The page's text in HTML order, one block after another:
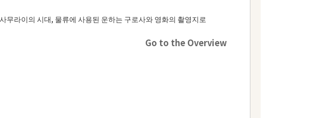
무라이의 시대, 물류에 사용된 운하는 구로사와 영화의 촬영지로
Go to the Overview